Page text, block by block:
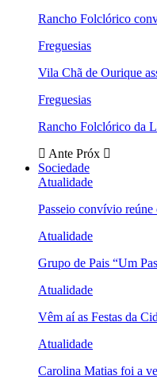
Rancho Folclórico
Freguesias
Vila Chã de Ourique
Freguesias
Rancho Folclórico da
Ante Próx
Sociedade
Atualidade
Passeio convívio
Atualidade
Grupo de Pais “Um
Atualidade
Vêm aí as Festas da
Atualidade
Carolina Matias foi a